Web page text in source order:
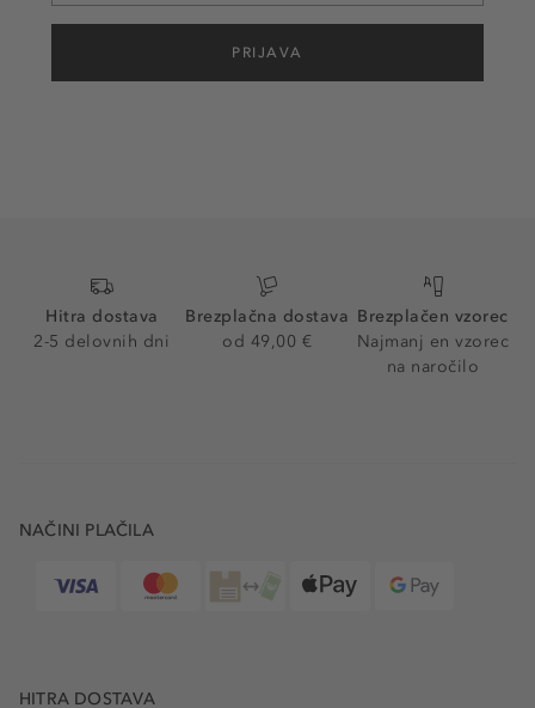
PRIJAVA
Hitra dostava
2-5 delovnih dni
Brezplačna dostava
od 49,00 €
Brezplačen vzorec
Najmanj en vzorec
na naročilo
NAČINI PLAČILA
HITRA DOSTAVA